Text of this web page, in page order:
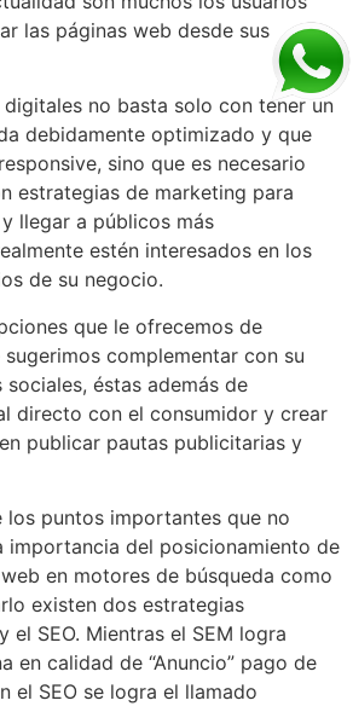
las páginas web desde sus
no basta solo con tener un
debidamente optimizado y que
sino que es necesario
estrategias de marketing para
llegar a públicos más
estén interesados en los
de su negocio.
que le ofrecemos de
complementar con su
sociales, éstas además de
directo con el consumidor y crear
publicar pautas publicitarias y
los puntos importantes que no
importancia del posicionamiento de
en motores de búsqueda como
existen dos estrategias
el SEO. Mientras el SEM logra
en calidad de “Anuncio” pago de
el SEO se logra el llamado